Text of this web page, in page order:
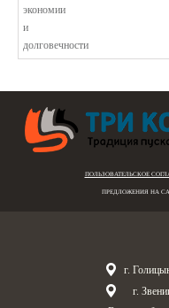
ПОЛЬЗОВАТЕЛЬСКОЕ
ПРЕДЛОЖЕНИЯ НА
г.
г.